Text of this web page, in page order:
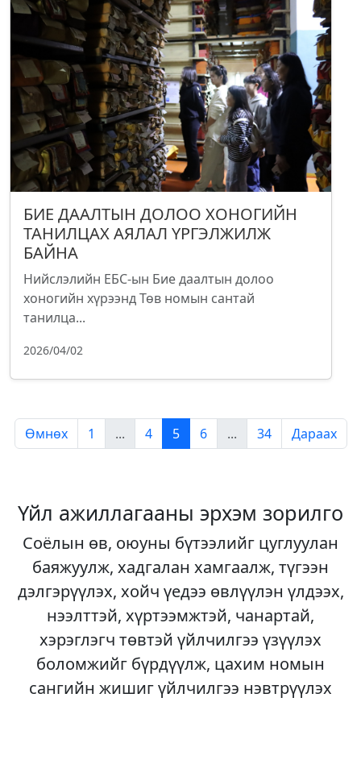
БИЕ ДААЛТЫН ДОЛОО ХОНОГИЙН
ТАНИЛЦАХ АЯЛАЛ ҮРГЭЛЖИЛЖ
БАЙНА
Нийслэлийн ЕБС-ын Бие даалтын долоо
хоногийн хүрээнд Төв номын сантай
танилца...
2026/04/02
Өмнөх 1 ... 4 5 6 ... 34 Дараах
Үйл ажиллагааны эрхэм зорилго
Соёлын өв, оюуны бүтээлийг цуглуулан
баяжуулж, хадгалан хамгаалж, түгээн
дэлгэрүүлэх, хойч үедээ өвлүүлэн үлдээх,
нээлттэй, хүртээмжтэй, чанартай,
хэрэглэгч төвтэй үйлчилгээ үзүүлэх
боломжийг бүрдүүлж, цахим номын
сангийн жишиг үйлчилгээ нэвтрүүлэх